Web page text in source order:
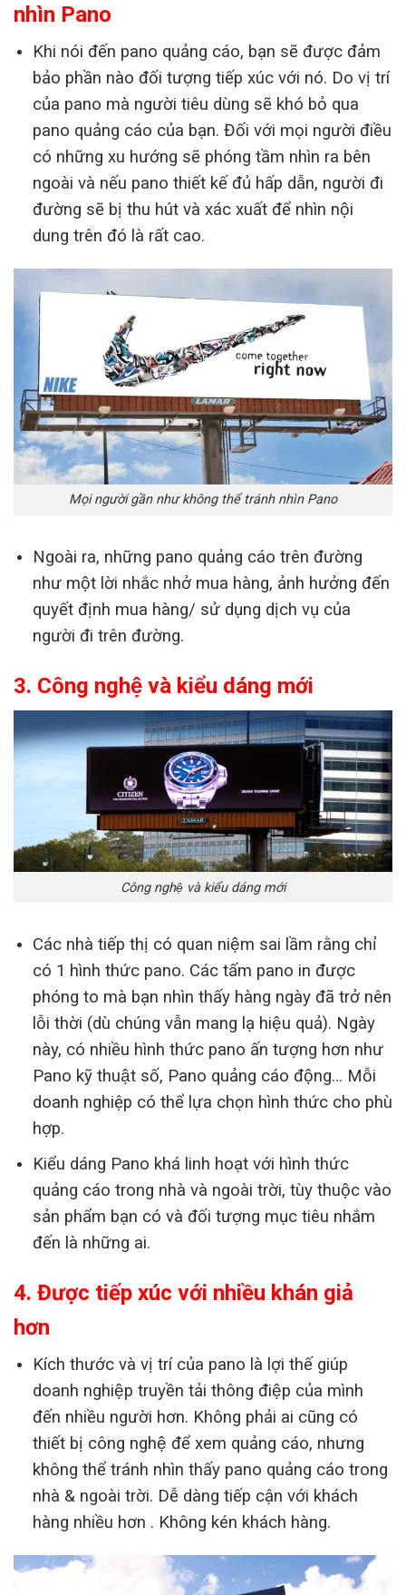
nhìn Pano
Khi nói đến pano quảng cáo, bạn sẽ được đảm
bảo phần nào đối tượng tiếp xúc với nó. Do vị trí
của pano mà người tiêu dùng sẽ khó bỏ qua
pano quảng cáo của bạn. Đối với mọi người điều
có những xu hướng sẽ phóng tầm nhìn ra bên
ngoài và nếu pano thiết kế đủ hấp dẫn, người đi
đường sẽ bị thu hút và xác xuất để nhìn nội
dung trên đó là rất cao.
Mọi người gần như không thể tránh nhìn Pano
Ngoài ra, những pano quảng cáo trên đường
như một lời nhắc nhở mua hàng, ảnh hưởng đến
quyết định mua hàng/ sử dụng dịch vụ của
người đi trên đường.
3. Công nghệ và kiểu dáng mới
Công nghệ và kiểu dáng mới
Các nhà tiếp thị có quan niệm sai lầm rằng chỉ
có 1 hình thức pano. Các tấm pano in được
phóng to mà bạn nhìn thấy hàng ngày đã trở nên
lỗi thời (dù chúng vẫn mang lạ hiệu quả). Ngày
này, có nhiều hình thức pano ấn tượng hơn như
Pano kỹ thuật số, Pano quảng cáo động… Mỗi
doanh nghiệp có thể lựa chọn hình thức cho phù
hợp.
Kiểu dáng Pano khá linh hoạt với hình thức
quảng cáo trong nhà và ngoài trời, tùy thuộc vào
sản phẩm bạn có và đối tượng mục tiêu nhắm
đến là những ai.
4. Được tiếp xúc với nhiều khán giả
hơn
Kích thước và vị trí của pano là lợi thế giúp
doanh nghiệp truyền tải thông điệp của mình
đến nhiều người hơn. Không phải ai cũng có
thiết bị công nghệ để xem quảng cáo, nhưng
không thể tránh nhìn thấy pano quảng cáo trong
nhà & ngoài trời. Dễ dàng tiếp cận với khách
hàng nhiều hơn . Không kén khách hàng.